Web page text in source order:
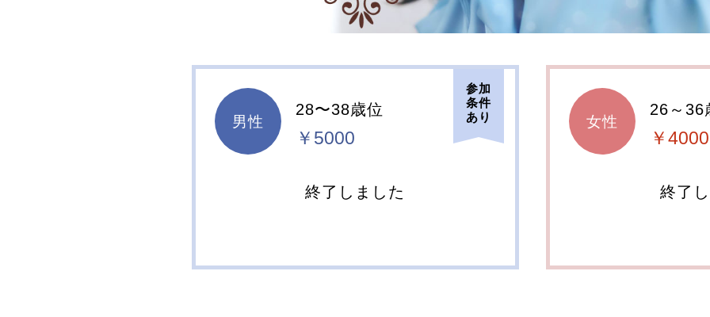
男性
28〜38歳位
￥5000
参加
条件
あり
終了しました
女性
26～36
￥4000
終了